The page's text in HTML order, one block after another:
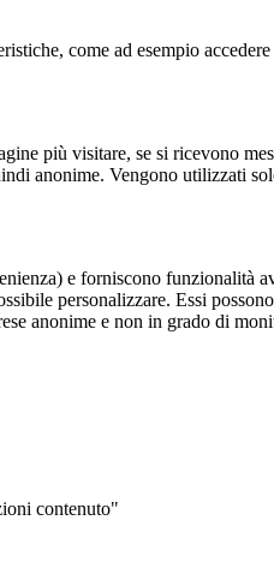
come ad esempio
più visitare, se si ricevono
anonime. Vengono utilizzati
e forniscono funzionalità
personalizzare. Essi
anonime e non in grado di
contenuto"